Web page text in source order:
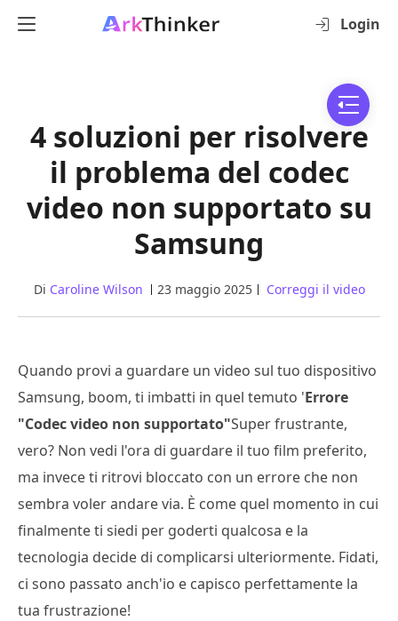
Login
4 soluzioni per risolvere
il problema del codec
video non supportato su
Samsung
Di Caroline Wilson 23 maggio 2025 Correggi il video
Quando provi a guardare un video sul tuo dispositivo
Samsung, boom, ti imbatti in quel temuto 'Errore
"Codec video non supportato"Super frustrante,
vero? Non vedi l'ora di guardare il tuo film preferito,
ma invece ti ritrovi bloccato con un errore che non
sembra voler andare via. È come quel momento in cui
finalmente ti siedi per goderti qualcosa e la
tecnologia decide di complicarsi ulteriormente. Fidati,
ci sono passato anch'io e capisco perfettamente la
tua frustrazione!